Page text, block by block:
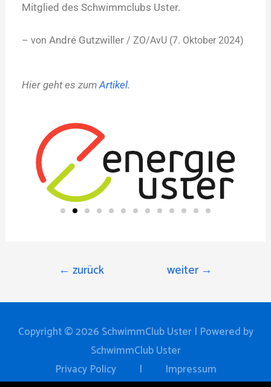
Mitglied des Schwimmclubs Uster.
– vonAndré Gutzwiller/ ZO/AvU (7. Oktober 2024)
Hier geht es zumArtikel.
← zurück weiter →
Copyright © 2026 SchwimmClub Uster| Powered by
SchwimmClub Uster
Privacy Policy| Impressum